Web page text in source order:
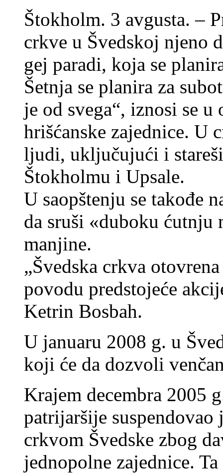
Štokholm. 3 avgusta. –
crkve u Švedskoj njeno
gej paradi, koja se
Šetnja se planira za
je od svega“, iznosi se
hrišćanske zajednice. U
ljudi, uključujući i
Štokholmu i Upsale.
U saopštenju se takođe
da sruši «duboku ćutnju
manjine.
„Švedska crkva
povodu predstojeće
Ketrin Bosbah.
U januaru 2008 g. u
koji će da dozvoli
Krajem decembra 2005
patrijaršije suspendovao
crkvom Švedske zbog
jednopolne zajednice.